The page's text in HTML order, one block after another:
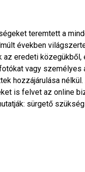
teremtett a
években
az eredeti
vagy személyes
hozzájárulása
is felvet az online
sürgető